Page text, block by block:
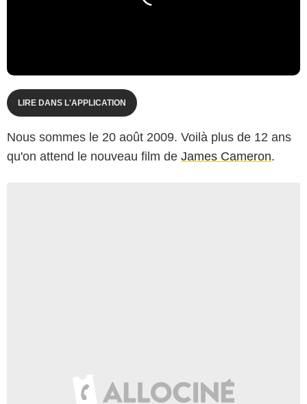
LIRE DANS L'APPLICATION
Nous sommes le 20 août 2009. Voilà plus de 12 ans
qu'on attend le nouveau film de James Cameron.